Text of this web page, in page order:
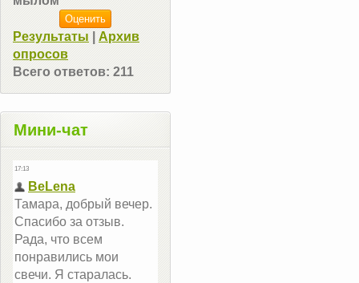
Результаты
Архив
опросов
Всего ответов: 211
Мини-чат